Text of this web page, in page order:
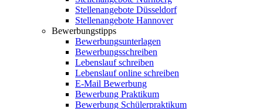
Stellenangebote Düsseldorf
Stellenangebote Hannover
Bewerbungstipps
Bewerbungsunterlagen
Bewerbungsschreiben
Lebenslauf schreiben
Lebenslauf online schreiben
E-Mail Bewerbung
Bewerbung Praktikum
Bewerbung Schülerpraktikum